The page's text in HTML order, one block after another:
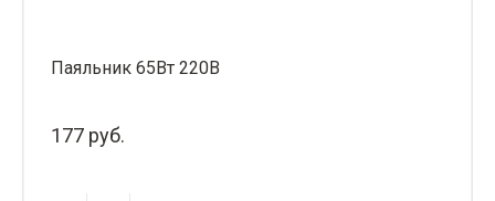
Паяльник 65Вт 220В
177 руб.